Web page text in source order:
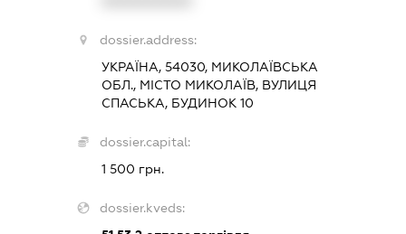
dossier.address:
УКРАЇНА, 54030, МИКОЛАЇВСЬКА
ОБЛ., МІСТО МИКОЛАЇВ, ВУЛИЦЯ
СПАСЬКА, БУДИНОК 10
dossier.capital:
1 500 грн.
dossier.kveds: